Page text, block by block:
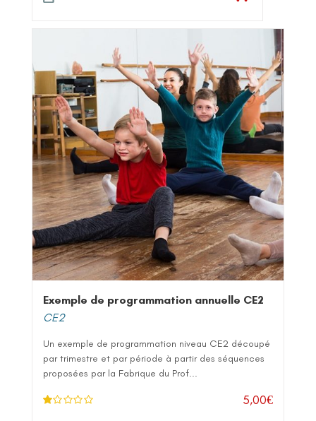
Exemple de programmation annuelle CE2
CE2
Un exemple de programmation niveau CE2 découpé
par trimestre et par période à partir des séquences
proposées par la Fabrique du Prof...
5,00€